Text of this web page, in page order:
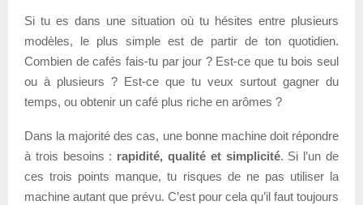
Si tu es dans une situation où tu hésites entre plusieurs
modèles, le plus simple est de partir de ton quotidien.
Combien de cafés fais-tu par jour ? Est-ce que tu bois seul
ou à plusieurs ? Est-ce que tu veux surtout gagner du
temps, ou obtenir un café plus riche en arômes ?
Dans la majorité des cas, une bonne machine doit répondre
à trois besoins : rapidité, qualité et simplicité. Si l’un de
ces trois points manque, tu risques de ne pas utiliser la
machine autant que prévu. C’est pour cela qu’il faut toujours